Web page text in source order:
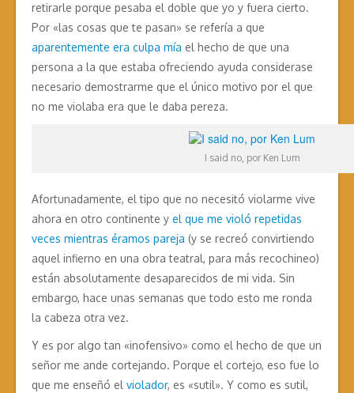
retirarle porque pesaba el doble que yo y fuera cierto.
Por «las cosas que te pasan» se refería a que
aparentemente era culpa mía el hecho de que una
persona a la que estaba ofreciendo ayuda considerase
necesario demostrarme que el único motivo por el que
no me violaba era que le daba pereza.
I said no, por Ken Lum
Afortunadamente, el tipo que no necesitó violarme vive
ahora en otro continente y el que me violó repetidas
veces mientras éramos pareja (y se recreó convirtiendo
aquel infierno en una obra teatral, para más recochineo)
están absolutamente desaparecidos de mi vida. Sin
embargo, hace unas semanas que todo esto me ronda
la cabeza otra vez.
Y es por algo tan «inofensivo» como el hecho de que un
señor me ande cortejando. Porque el cortejo, eso fue lo
que me enseñó el violador, es «sutil». Y como es sutil,